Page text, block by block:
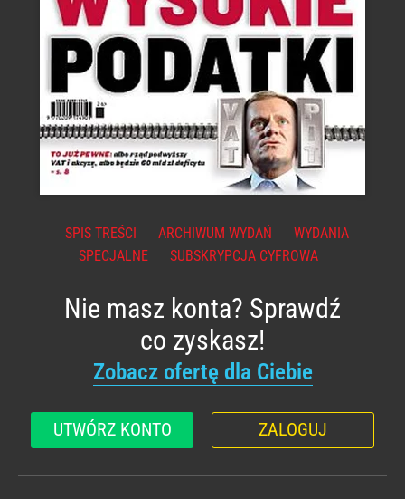
SPIS TREŚCI ARCHIWUM WYDAŃ
WYDANIA
SPECJALNE
SUBSKRYPCJA CYFROWA
Nie masz konta? Sprawdź
co zyskasz!
Zobacz ofertę dla Ciebie
UTWÓRZ KONTO ZALOGUJ